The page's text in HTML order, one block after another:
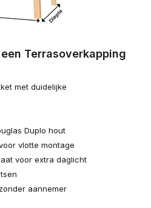
Terrasoverkapping
met duidelijke
Duplo hout
vlotte montage
voor extra daglicht
aannemer